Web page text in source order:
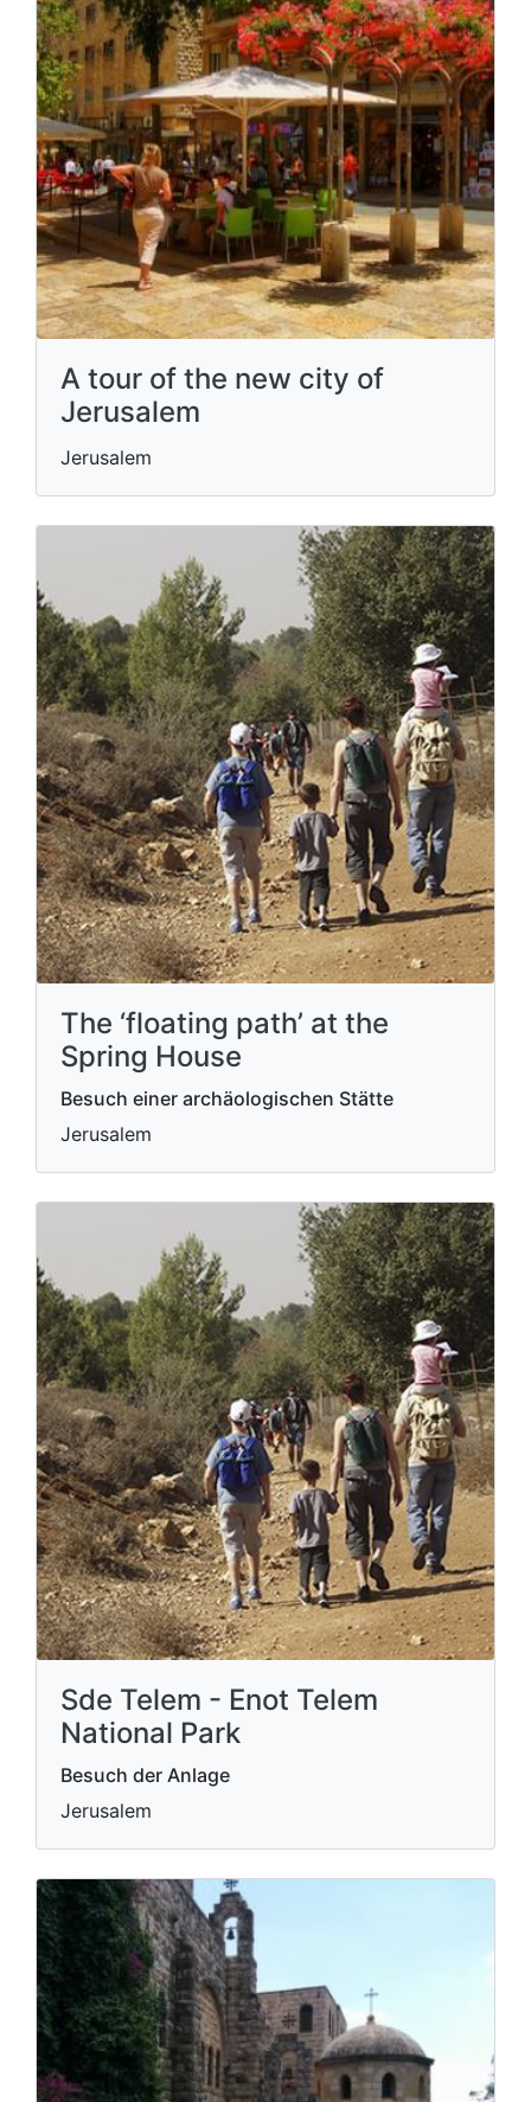
A tour of the new city of
Jerusalem
Jerusalem
The ‘floating path’ at the
Spring House
Besuch einer archäologischen Stätte
Jerusalem
Sde Telem - Enot Telem
National Park
Besuch der Anlage
Jerusalem